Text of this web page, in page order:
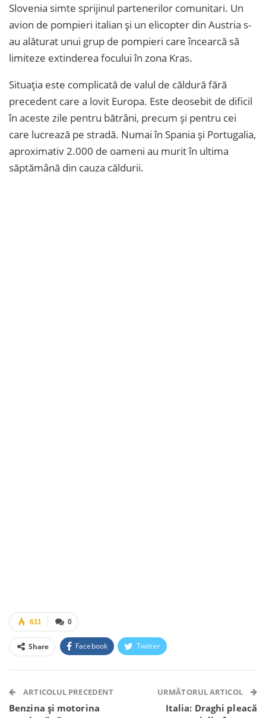
Slovenia simte sprijinul partenerilor comunitari. Un
avion de pompieri italian și un elicopter din Austria s-
au alăturat unui grup de pompieri care încearcă să
limiteze extinderea focului în zona Kras.
Situația este complicată de valul de căldură fără
precedent care a lovit Europa. Este deosebit de dificil
în aceste zile pentru bătrâni, precum și pentru cei
care lucrează pe stradă. Numai în Spania și Portugalia,
aproximativ 2.000 de oameni au murit în ultima
săptămână din cauza căldurii.
0
611
Share Facebook Twitter
Telegram WhatsApp Viber
ARTICOLUL PRECEDENT
Benzina și motorina
URMĂTORUL ARTICOL
Italia: Draghi pleacă